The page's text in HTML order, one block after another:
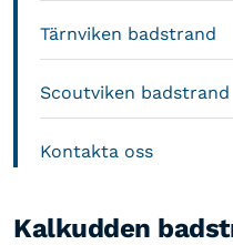
Tärnviken badstrand
Scoutviken badstrand
Kontakta oss
Kalkudden